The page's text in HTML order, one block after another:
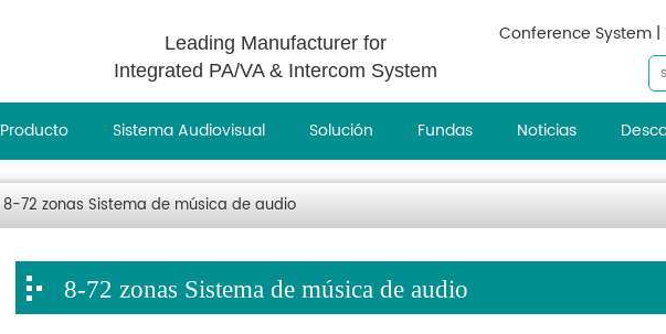
Leading Manufacturer for
Integrated PA/VA & Intercom System
Conference System |
Producto Sistema Audiovisual Solución Fundas Noticias
8-72 zonas Sistema de música de audio
8-72 zonas Sistema de música de audio